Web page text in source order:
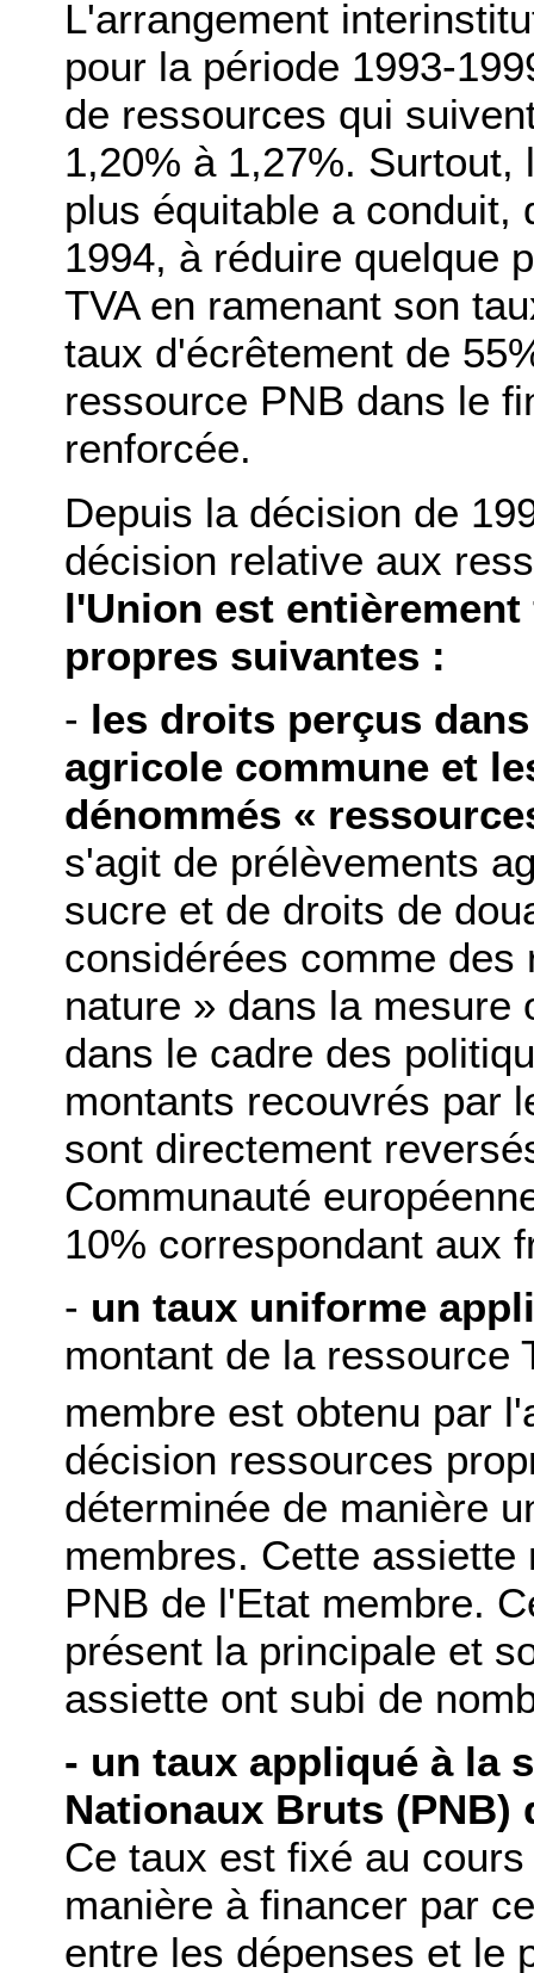
L'arrangement
pour la période 1993-
de ressources qui
1,20% à 1,27%.
plus équitable a conduit,
1994, à réduire quelque
TVA en ramenant son
taux d'écrêtement de
ressource PNB dans le
renforcée.
Depuis la décision de
décision relative aux
l'Union est
propres suivantes :
- les droits perçus
agricole commune et
dénommés «
s'agit de prélèvements
sucre et de droits de
considérées comme
nature » dans la mesure
dans le cadre des
montants recouvrés par
sont directement
Communauté
10% correspondant aux
- un taux uniforme
montant de la ressource
membre est obtenu par
décision ressources
déterminée de manière
membres. Cette
PNB de l'Etat membre.
présent la principale et
assiette ont subi de
- un taux appliqué à la
Nationaux Bruts (PNB)
Ce taux est fixé au
manière à financer par
entre les dépenses et le